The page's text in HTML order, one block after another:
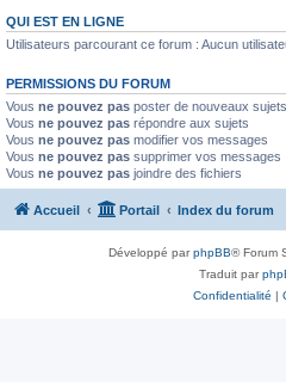
QUI EST EN LIGNE
Utilisateurs parcourant ce forum : Aucun
PERMISSIONS DU FORUM
Vous ne pouvez pas poster de nouveaux sujets
Vous ne pouvez pas répondre aux sujets
Vous ne pouvez pas modifier vos messages
Vous ne pouvez pas supprimer vos messages
Vous ne pouvez pas joindre des fichiers
Accueil Portail Index du forum
Développé parphpBB® Forum
Traduit par
Confidentialité |